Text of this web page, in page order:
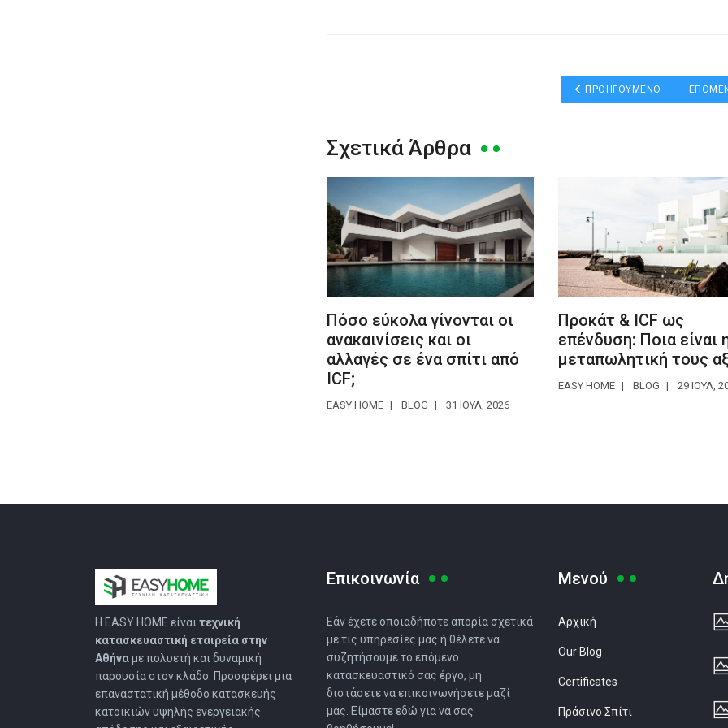
ΠΡΟΗΓΟΎΜΕΝΟ ΆΡΘΡΟ: 5 ΛΆΘΗ
ΠΡΟΗΓΟΎΜΕΝΟ
Σχετικά Άρθρα
Πόσο εύκολα γίνονται οι
ανακαινίσεις και οι
αλλαγές σε ένα σπίτι από
ICF;
EASY HOME BLOG 31 ΙΟΥΛ, 2026
Προκάτ & ICF ως
επένδυση: Ποια είναι
μεταπωλητική τους
EASY HOME BLOG 29 ΙΟΥΛ,
Η EASY HOMΕ είναι τεχνική
κατασκευαστική εταιρεία στην
Αθήναμε πολυετή και δυναμική
παρουσία στον κλάδο. Προσφέρει μια
επαναστατική μέθοδο κατασκευής
κατοικιών υψηλής ενεργειακής
Επικοινωνία
Εάν έχετε οποιαδήποτε απορία σχετικά
με τις υπηρεσίες μας ή θέλετε να
συζητήσουμε το επόμενο
κατασκευαστικό σας έργο, μη
διστάσετε να επικοινωνήσετε μαζί
μας. Είμαστε εδώ για να σας
Μενού
Αρχική
Our Blog
Certificates
Πράσινο Σπίτι